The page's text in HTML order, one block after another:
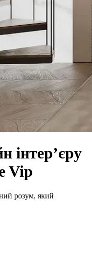
інтерʼєру
Vip
розум, який